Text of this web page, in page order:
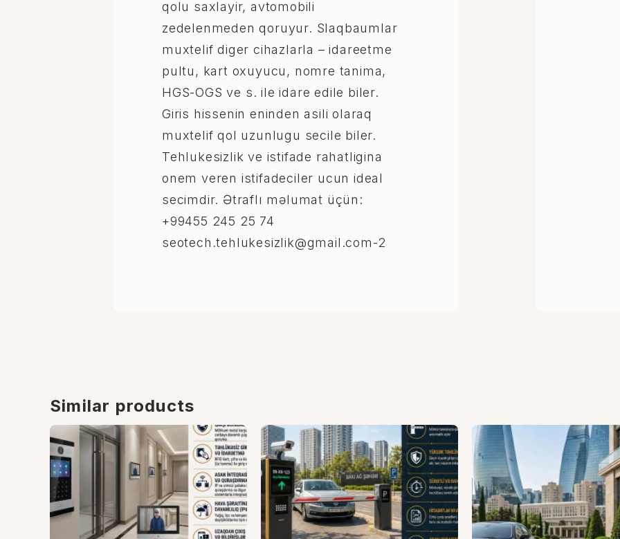
qolu saxlayir, avtomobili
zedelenmeden qoruyur. Slaqbaumlar
muxtelif diger cihazlarla – idareetme
pultu, kart oxuyucu, nomre tanima,
HGS-OGS ve s. ile idare edile biler.
Giris hissenin eninden asili olaraq
muxtelif qol uzunlugu secile biler.
Tehlukesizlik ve istifade rahatligina
onem veren istifadeciler ucun ideal
secimdir. Ətraflı məlumat üçün:
+99455 245 25 74
seotech.tehlukesizlik@gmail.com-2
Similar products